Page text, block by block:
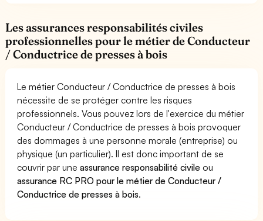
Les assurances responsabilités civiles
professionnelles pour le métier de Conducteur
/ Conductrice de presses à bois
Le métier Conducteur / Conductrice de presses à bois
nécessite de se protéger contre les risques
professionnels. Vous pouvez lors de l'exercice du métier
Conducteur / Conductrice de presses à bois provoquer
des dommages à une personne morale (entreprise) ou
physique (un particulier). Il est donc important de se
couvrir par uneassurance responsabilité civile ou
assurance RC PRO pour le métier de Conducteur /
Conductrice de presses à bois.